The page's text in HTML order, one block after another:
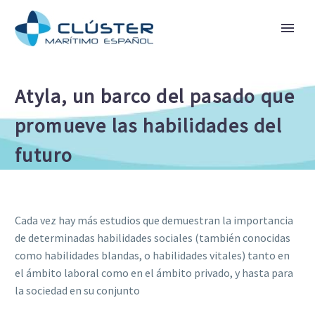
Atyla, un barco del pasado que
promueve las habilidades del
futuro
Cada vez hay más estudios que demuestran la importancia
de determinadas habilidades sociales (también conocidas
como habilidades blandas, o habilidades vitales) tanto en
el ámbito laboral como en el ámbito privado, y hasta para
la sociedad en su conjunto